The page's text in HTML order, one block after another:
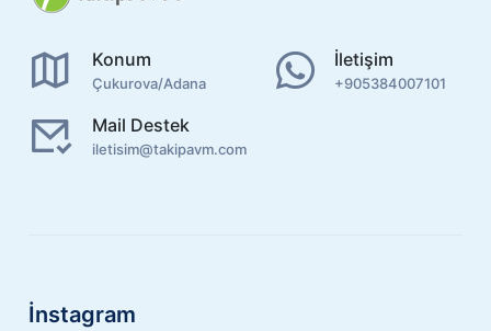
Konum
Çukurova/Adana
İletişim
+905384007101
Mail Destek
iletisim@takipavm.com
İnstagram